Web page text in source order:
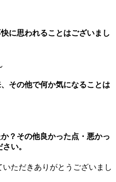
に思われることはございまし
その他で何か気になることは
？その他良かった点・悪かっ
い。
ただきありがとうございまし